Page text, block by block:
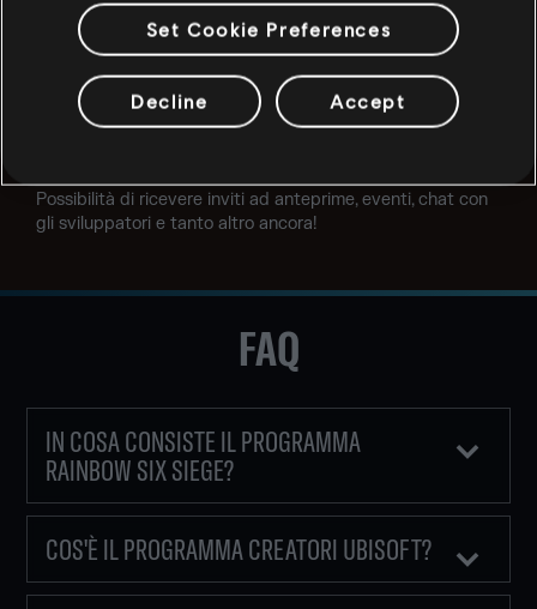
Ecco un elenco di alcuni dei vantaggi che ti aspettano
600 punti Fama per tutti i nuovi creatori
Possibilità di ricevere inviti ad anteprime, eventi, chat con
gli sviluppatori e tanto altro ancora!
FAQ
IN COSA CONSISTE IL PROGRAMMA
RAINBOW SIX SIEGE?
COS'È IL PROGRAMMA CREATORI UBISOFT?
Set Cookie Preferences
Decline Accept